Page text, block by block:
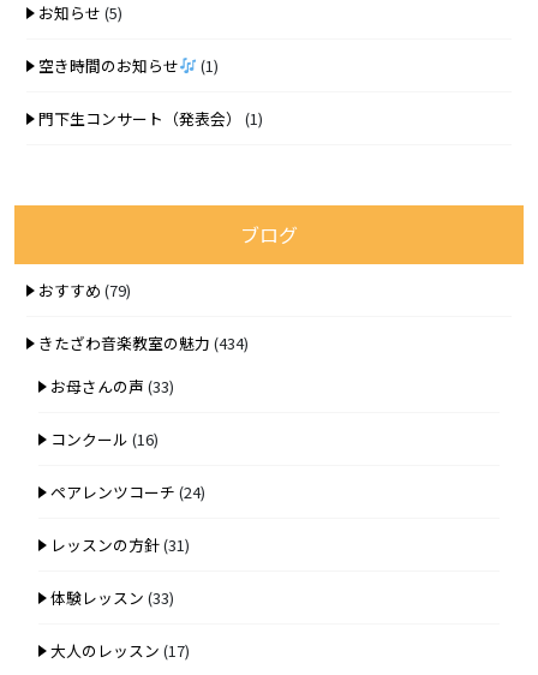
お知らせ (5)
空き時間のお知らせ (1)
門下生コンサート（発表会） (1)
ブログ
おすすめ (79)
きたざわ音楽教室の魅力 (434)
お母さんの声 (33)
コンクール (16)
ペアレンツコーチ (24)
レッスンの方針(31)
体験レッスン (33)
大人のレッスン (17)